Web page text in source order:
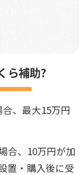
ら補助?
、最大15万円
合、10万円が加
置・購入後に受